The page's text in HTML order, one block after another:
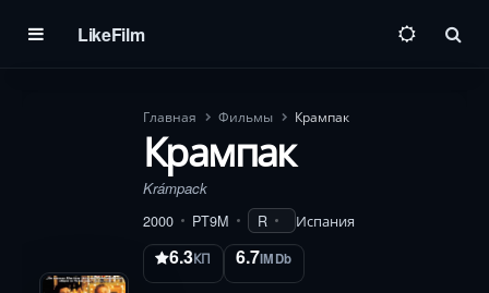
LikeFilm
Главная Фильмы Крампак
Крампак
Krámpack
2000
PT9M R Испания
6.3КП 6.7IMDb